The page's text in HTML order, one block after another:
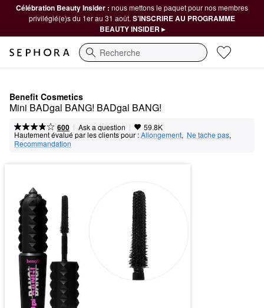
Célébration Beauty Insider : nous mettons le paquet pour nos membres
privilégié(e)s du 1er au 31 août. S’INSCRIRE AU PROGRAMME
BEAUTY INSIDER ▸
Recherche
Benefit Cosmetics
Mini BADgal BANG! BADgal BANG!
600 | Ask a question | 59.8K
Hautement évalué par les clients pour :Allongement, Ne tache pas,
Recommandation